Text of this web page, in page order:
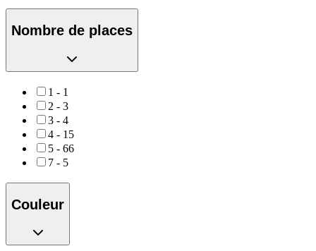
Nombre de places
1 - 1
2 - 3
3 - 4
4 - 15
5 - 66
7 - 5
Couleur